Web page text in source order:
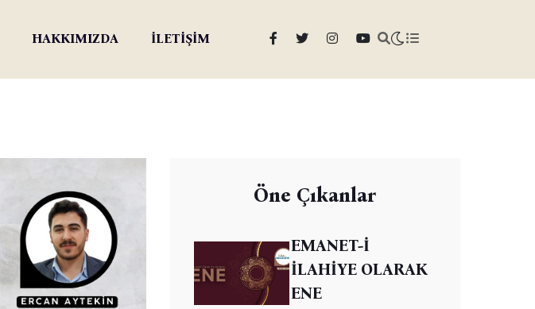
HAKKIMIZDA İLETİŞİM
Öne Çıkanlar
EMANET-İ
İLAHİYE OLARAK
ENE